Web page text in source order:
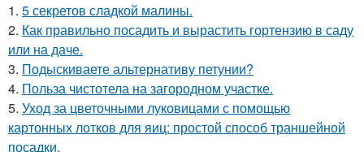
1. 5 секретов сладкой малины.
2. Как правильно посадить и вырастить гортензию в саду
или на даче.
3. Подыскиваете альтернативу петунии?
4. Польза чистотела на загородном участке.
5. Уход за цветочными луковицами с помощью
картонных лотков для яиц: простой способ траншейной
посадки.